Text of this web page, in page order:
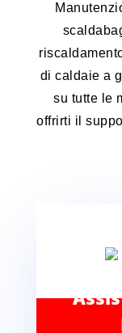
di caldaie a
su tutte le
offrirti il